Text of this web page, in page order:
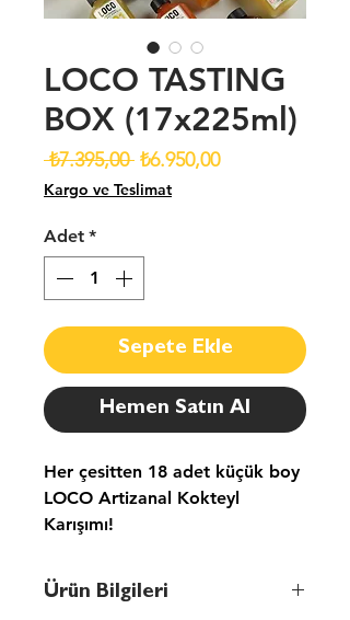
LOCO TASTING
BOX (17x225ml)
₺7.395,00 Normal
Fiyat
₺6.950,00İndirimli
Kargo ve Teslimat
Adet *
Sepete Ekle
Hemen Satın Al
Her çesitten 18 adet küçük boy
LOCO Artizanal Kokteyl
Karışımı!
ŞEKİLDE KULLANABİLMENİZ
İÇİN SAKLAMA KOŞULLARINI
Ürün Bilgileri